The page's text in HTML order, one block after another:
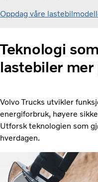
Oppdag våre lastebilm
Teknologi
lastebiler
Volvo Trucks utvikler
energiforbruk, høyere
Utforsk teknologien som
hverdagen.